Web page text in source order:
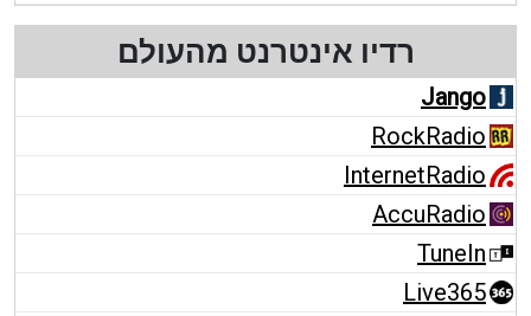
רדיו אינטרנט מהעולם
Jango
RockRadio
InternetRadio
AccuRadio
TuneIn
Live365